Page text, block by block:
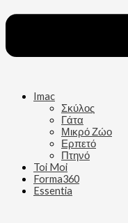
Imac
Σκύλος
Γάτα
Μικρό Ζώο
Ερπετό
Πτηνό
Toi Moi
Forma360
Essentia